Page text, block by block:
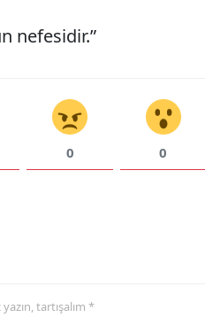
nefesidir.”
0 0
tartışalım *